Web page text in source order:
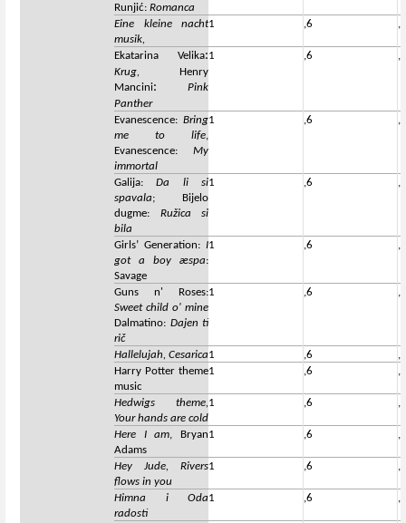
Runjić: Romanca
Eine kleine nacht
musik,
1 ,6 ,6
Ekatarina Velika:
Krug, Henry
Mancini:
Pink
Panther
1 ,6 ,6
Evanescence: Bring
me to life,
Evanescence: My
immortal
1 ,6 ,6
Galija:Da li si
spavala; Bijelo
dugme: Ružica si
bila
1 ,6 ,6
Girls’ Generation: I
got a boy æspa:
Savage
1 ,6 ,6
Guns n' Roses:
Sweet child o' mine
Dalmatino: Dajen ti
rič
1 ,6 ,6
Hallelujah, Cesarica1 ,6
,6
Harry Potter theme
music
1 ,6 ,6
Hedwigs theme,
Your hands are cold
1 ,6 ,6
Here I am, Bryan
Adams
1 ,6 ,6
Hey Jude, Rivers
flows in you
1 ,6 ,6
Himna i Oda
radosti
1 ,6 ,6